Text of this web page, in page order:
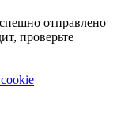
отправлено
проверьте